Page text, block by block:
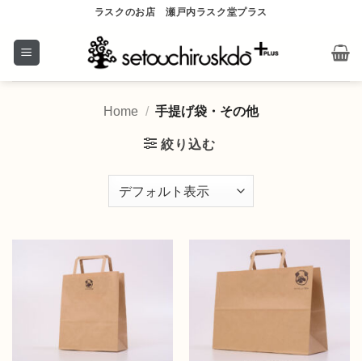
content
ラスクのお店 瀬戸内ラスク堂プラス
Home / 手提げ袋・その他
絞り込む